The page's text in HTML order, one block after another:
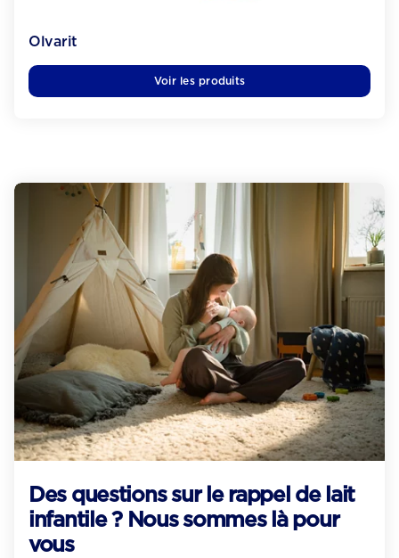
Olvarit
Voir les produits
Des questions sur le rappel de lait
infantile ? Nous sommes là pour
vous